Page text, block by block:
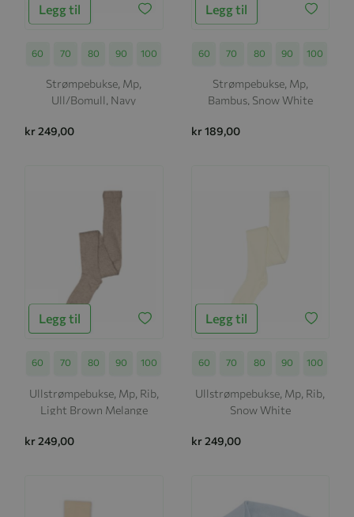
Legg til
Størrelse
60 70 80 90 100
Strømpebukse, Mp,
Ull/Bomull, Navy
kr 249,00
Legg til
Størrelse
60 70 80 90 100
Strømpebukse, Mp,
Bambus, Snow White
kr 189,00
Legg til
Størrelse
60 70 80 90 100
Ullstrømpebukse, Mp, Rib,
Light Brown Melange
kr 249,00
Legg til
Størrelse
60 70 80 90 100
Ullstrømpebukse, Mp, Rib,
Snow White
kr 249,00